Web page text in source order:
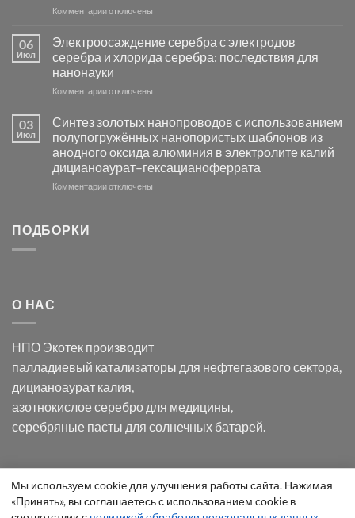
основе
группы
Комментариик
фотокаталитической
активности
Хлорида
Серебра-
в
видимом
свете
с
помощью
модификации
отключены
06
Июл
Электроосаждение серебра с электродов
серебра и хлорида серебра: последствия для
нанонауки
Комментариик
серебра
с
электродов
серебра
и
отключены
03
Июл
Синтез золотых нанопроводов с использованием
полупогружённых нанопористых шаблонов из
анодного оксида алюминия в электролите калий
дицианоаурат–гексацианоферрата
Комментариик
оксида
в
электролите
калий
дицианоаурат–
гексацианоферрата
отключены
ПОДБОРКИ
О НАС
НПО Экотек производит
палладиевый катализаторы для нефтегазового сектора,
дицианоаурат калия,
азотнокислое серебро для медицины,
серебряные пасты для солнечных батарей.
ООО "Экотек" 2026 ©Внимание! Все указанные сведения
приведены как справочная информация и не являются
Уведомление
о
Мы используем cookie для улучшения работы сайта. Нажимая
«Принять», вы соглашаетесь с использованием cookie в